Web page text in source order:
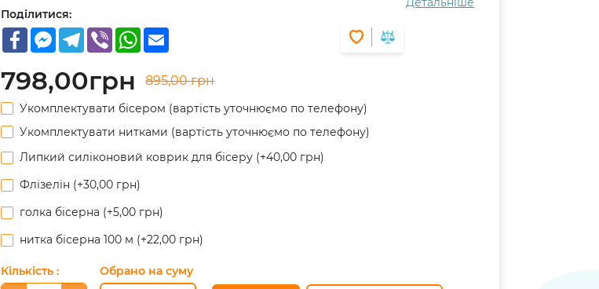
відрізу тканини на манжети та комір.
В комплект також входить інструкція в якій вказано кольори бісеру і його
кількість, рекомендовані номери ниток DMC.
голкою.
Поділитися:
FacebookFacebook
Messenger
Telegram
Viber WhatsApp
798,00грн 895,00грн
Укомплектувати бісером (вартість уточнюємо по телефону)
Укомплектувати нитками (вартість уточнюємо по телефону)
Липкий силіконовий коврик для бісеру (+40,00 грн)
Флізелін (+30,00 грн)
голка бісерна (+5,00 грн)
нитка бісерна 100 м (+22,00 грн)
Кількість: Обрано на суму